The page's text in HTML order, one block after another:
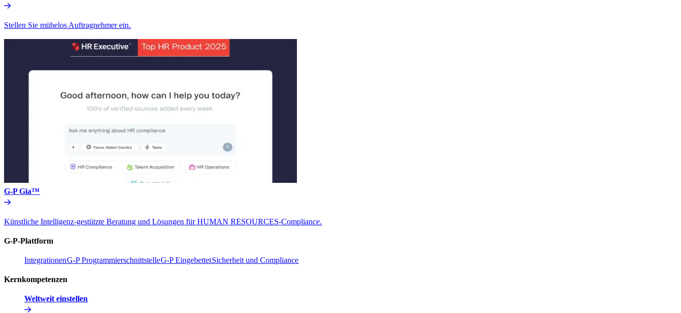
Stellen Sie mühelos Auftragnehmer ein.​​
G-P Gia™​​
Künstliche Intelligenz-gestützte Beratung und Lösungen für HUMAN RESOURCES-Compliance.​​
G-P-Plattform​​
Integrationen​​G-P Programmierschnittstelle​​G-P Eingebettet​​Sicherheit und Compliance​​
Kernkompetenzen​​
Weltweit einstellen​​